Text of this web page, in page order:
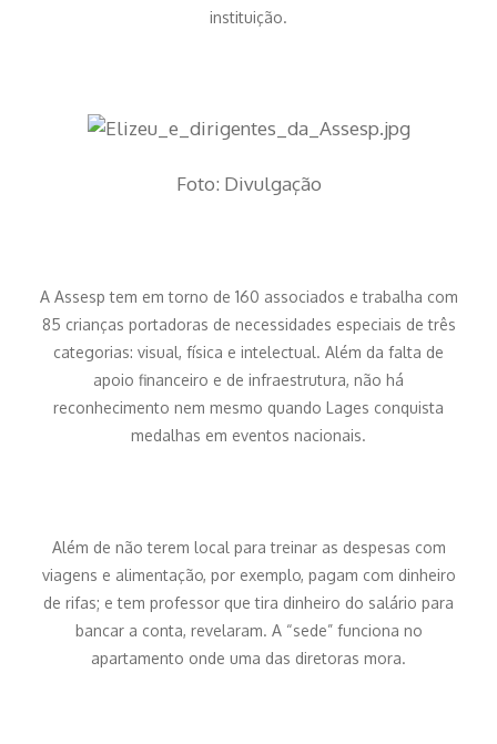
instituição.
Foto: Divulgação
A Assesp tem em torno de 160 associados e trabalha com
85 crianças portadoras de necessidades especiais de três
categorias: visual, física e intelectual. Além da falta de
apoio financeiro e de infraestrutura, não há
reconhecimento nem mesmo quando Lages conquista
medalhas em eventos nacionais.
Além de não terem local para treinar as despesas com
viagens e alimentação, por exemplo, pagam com dinheiro
de rifas; e tem professor que tira dinheiro do salário para
bancar a conta, revelaram. A “sede” funciona no
apartamento onde uma das diretoras mora.